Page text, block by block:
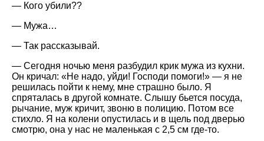
— Кого убили??
— Мужа…
— Так рассказывай.
— Сегодня ночью меня разбудил крик мужа из кухни.
Он кричал:
Не надо, уйди! Господи помоги!
— я не
решилась пойти к нему, мне страшно было. Я
спряталась в другой комнате. Слышу бьется посуда,
рычание, муж кричит, звоню в полицию. Потом все
стихло. Я на колени опустилась и в щель под дверью
смотрю, она у нас не маленькая с 2,5 см где-то.